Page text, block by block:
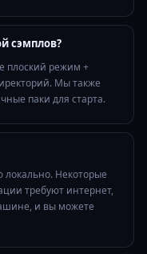
сэмплов?
плоский режим +
Мы также
паки для старта.
локально. Некоторые
требуют интернет,
и вы можете